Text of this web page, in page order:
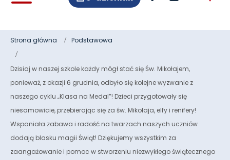
Strona główna Podstawowa
Dzisiaj w naszej szkole każdy mógł stać się Św. Mikołajem,
ponieważ, z okazji 6 grudnia, odbyło się kolejne wyzwanie z
naszego cyklu „Klasa na Medal”! Dzieci przygotowały się
niesamowicie, przebierając się za św. Mikołaja, elfy i renifery!
Wspaniała zabawa i radość na twarzach naszych uczniów
dodają blasku magii Świąt! Dziękujemy wszystkim za
zaangażowanie i pomoc w stworzeniu niezwykłego świątecznego